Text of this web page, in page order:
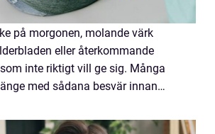
på morgonen, molande värk
eller återkommande
inte riktigt vill ge sig. Många
med sådana besvär innan
muskler och nervsystem f...